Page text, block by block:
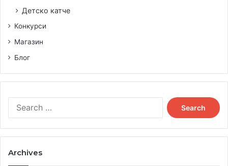
Детско катче
Конкурси
Магазин
Блог
Search
for:
Archives